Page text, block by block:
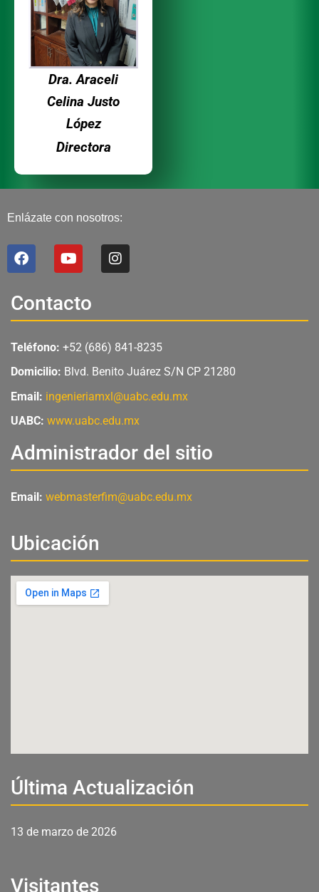
Dra. Araceli
Celina Justo
López
Directora
Enlázate con nosotros:
F
a
e
b
o
k
Y
o
u
b
I
n
g
a
m
Contacto
Teléfono: +52 (686) 841-8235
Domicilio: Blvd. Benito Juárez S/N CP 21280
Email: ingenieriamxl@uabc.edu.mx
UABC: www.uabc.edu.mx
Administrador del sitio
Email: webmasterfim@uabc.edu.mx
Ubicación
Última Actualización
13 de marzo de 2026
Visitantes